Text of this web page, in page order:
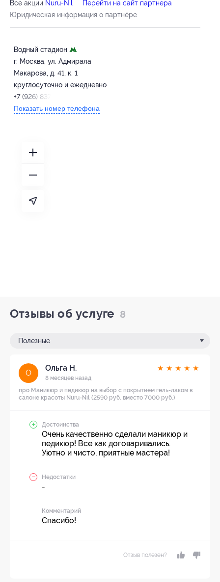
Все акции Nuru-Nil
Перейти на сайт партнера
Юридическая информация о партнёре
Водный стадион
г. Москва, ул. Адмирала
Макарова, д. 41, к. 1
круглосуточно и ежедневно
+7 (926) 837-15-51
Показать номер телефона
Отзывы об услуге 8
Полезные
О
Ольга Н.
8 месяцев назад
★ ★ ★ ★ ★
про Маникюр и педикюр на выбор с покрытием гель-лаком в
салоне красоты Nuru-Nil (2590 руб. вместо 7000 руб.)
Достоинства
Очень качественно сделали маникюр и
педикюр! Все как договаривались.
Уютно и чисто, приятные мастера!
Недостатки
-
Комментарий
Спасибо!
Отзыв полезен?